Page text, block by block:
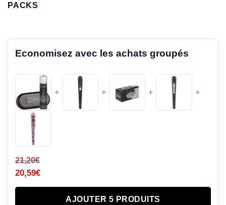
PACKS
Economisez avec les achats groupés
+ + + +
21,20€
20,59€
AJOUTER 5 PRODUITS